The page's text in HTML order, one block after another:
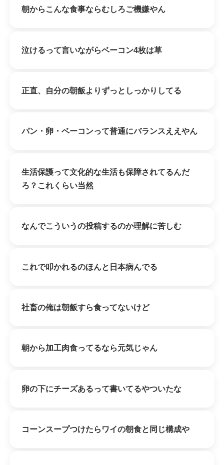
朝からこんな食事ならむしろご機嫌やん
泣けるって言いながらベーコン4枚は草
正直、自分の朝飯よりずっとしっかりしてる
パン・卵・ベーコンって普通にバランスええやん
生活保護って文化的な生活も保障されてるんだ
ろ？これくらい当然
なんでこういうの投稿するのか理解に苦しむ
これで叩かれるのほんと日本病んでる
社畜の俺は朝飯すら食ってないけど
朝から加工肉食ってるなら元気じゃん
卵の下にチーズあるって書いてるやついたな
コーンスープつけたらワイの朝食と同じ構成や